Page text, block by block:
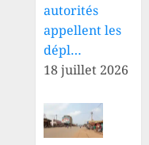
autorités
appellent les
dépl…
18 juillet 2026